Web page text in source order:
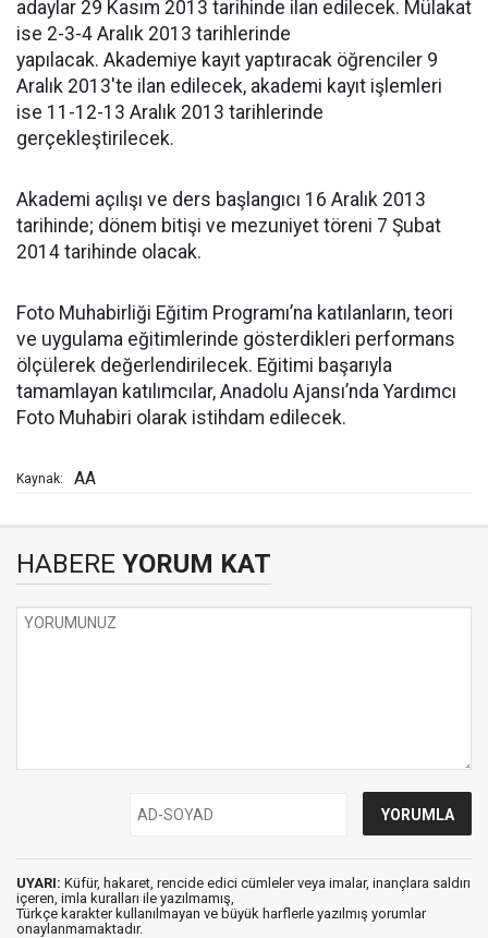
adaylar 29 Kasım 2013 tarihinde ilan edilecek. Mülakat
ise 2-3-4 Aralık 2013 tarihlerinde
yapılacak. Akademiye kayıt yaptıracak öğrenciler 9
Aralık 2013'te ilan edilecek, akademi kayıt işlemleri
ise 11-12-13 Aralık 2013 tarihlerinde
gerçekleştirilecek.
Akademi açılışı ve ders başlangıcı 16 Aralık 2013
tarihinde; dönem bitişi ve mezuniyet töreni 7 Şubat
2014 tarihinde olacak.
Foto Muhabirliği Eğitim Programı’na katılanların, teori
ve uygulama eğitimlerinde gösterdikleri performans
ölçülerek değerlendirilecek. Eğitimi başarıyla
tamamlayan katılımcılar, Anadolu Ajansı’nda Yardımcı
Foto Muhabiri olarak istihdam edilecek.
Kaynak: AA
HABERE YORUM KAT
UYARI: Küfür, hakaret, rencide edici cümleler veya imalar, inançlara saldırı
içeren, imla kuralları ile yazılmamış,
Türkçe karakter kullanılmayan ve büyük harflerle yazılmış yorumlar
onaylanmamaktadır.